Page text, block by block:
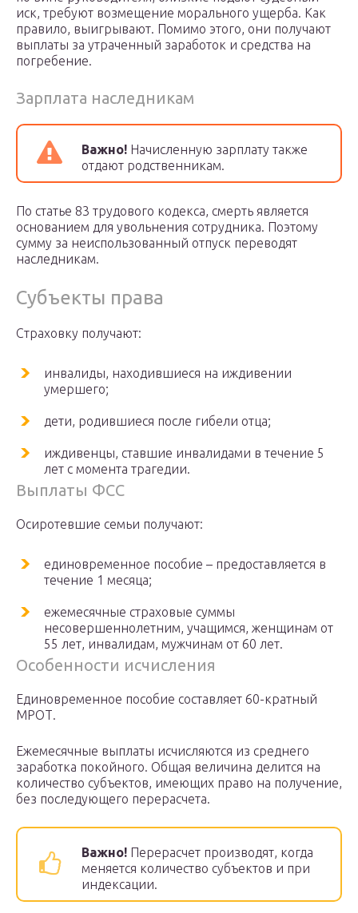
иск, требуют возмещение морального ущерба. Как
правило, выигрывают. Помимо этого, они получают
выплаты за утраченный заработок и средства на
погребение.
Зарплата наследникам
Важно! Начисленную зарплату также
отдают родственникам.
По статье 83 трудового кодекса, смерть является
основанием для увольнения сотрудника. Поэтому
сумму за неиспользованный отпуск переводят
наследникам.
Субъекты права
Страховку получают:
инвалиды, находившиеся на иждивении
умершего;
дети, родившиеся после гибели отца;
иждивенцы, ставшие инвалидами в течение 5
лет с момента трагедии.
Выплаты ФСС
Осиротевшие семьи получают:
единовременное пособие – предоставляется в
течение 1 месяца;
ежемесячные страховые суммы
несовершеннолетним, учащимся, женщинам от
55 лет, инвалидам, мужчинам от 60 лет.
Особенности исчисления
Единовременное пособие составляет 60-кратный
МРОТ.
Ежемесячные выплаты исчисляются из среднего
заработка покойного. Общая величина делится на
количество субъектов, имеющих право на получение,
без последующего перерасчета.
Важно! Перерасчет производят, когда
меняется количество субъектов и при
индексации.